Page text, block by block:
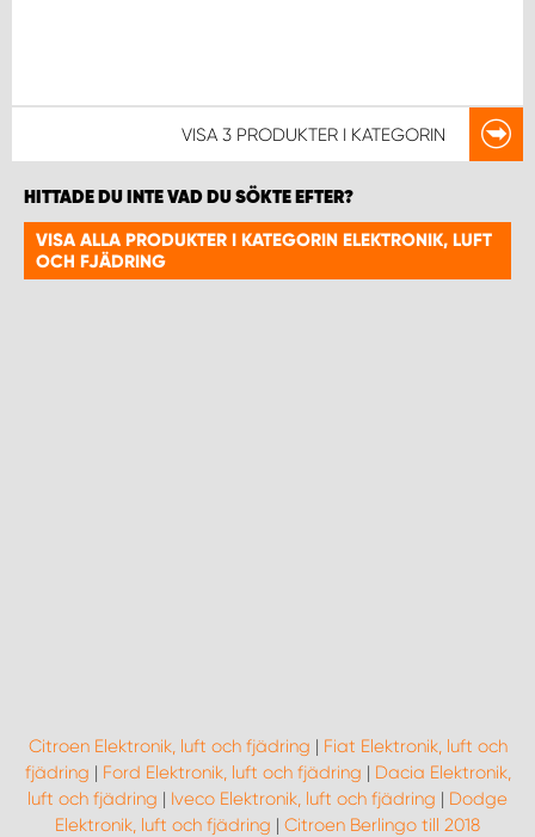
VISA 3 PRODUKTER I KATEGORIN
HITTADE DU INTE VAD DU SÖKTE EFTER?
VISA ALLA PRODUKTER I KATEGORIN ELEKTRONIK, LUFT
OCH FJÄDRING
Citroen Elektronik, luft och fjädring | Fiat Elektronik, luft och
fjädring | Ford Elektronik, luft och fjädring | Dacia Elektronik,
luft och fjädring | Iveco Elektronik, luft och fjädring | Dodge
Elektronik, luft och fjädring | Citroen Berlingo till 2018